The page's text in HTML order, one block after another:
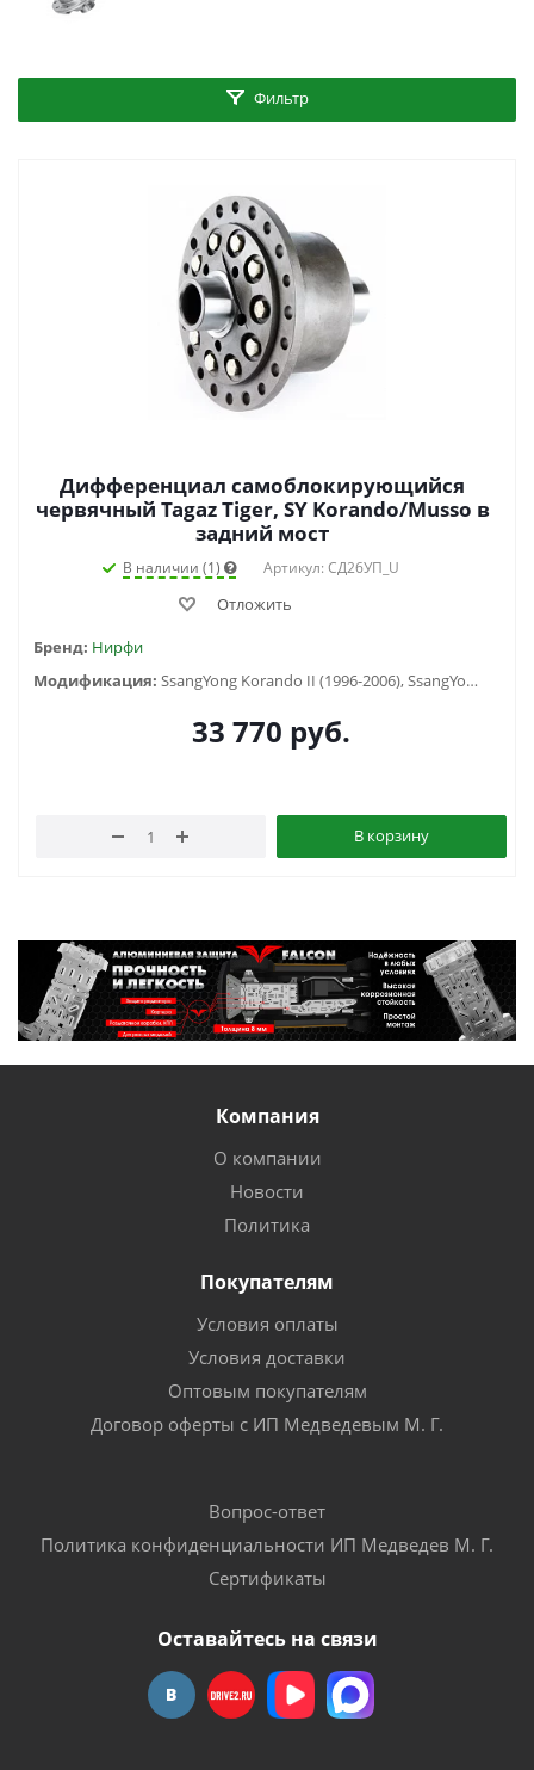
Фильтр
Дифференциал самоблокирующийся
червячный Tagaz Tiger, SY Korando/Musso в
задний мост
В наличии (1) Артикул: СД26УП_U
Отложить
Бренд: Нирфи
Модификация:
SsangYong Korando II (1996-2006), SsangYong Kyron (2005-2015), SsangYong Musso (1997-2013), TAGAZ Tager (2008-2014)
33 770 руб.
В корзину
Компания
О компании
Новости
Политика
Покупателям
Условия оплаты
Условия доставки
Оптовым покупателям
Договор оферты с ИП Медведевым М. Г.
Вопрос-ответ
Политика конфиденциальности ИП Медведев М. Г.
Сертификаты
Оставайтесь на связи